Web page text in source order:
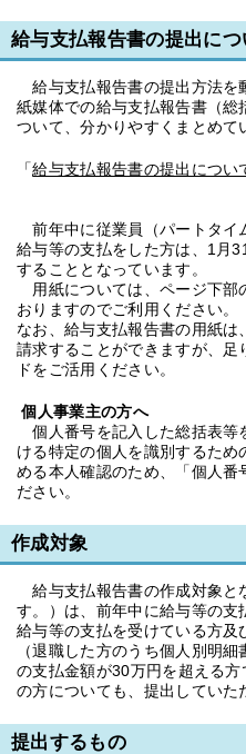
給与支払報告書の提出につ
給与支払報告書の提出方法を
紙媒体での給与支払報告書（総
ついて、分かりやすくまとめて
「給与支払報告書の提出につい
前年中に従業員（パートタイ
給与等の支払をした方は、1月
することとなっています。
用紙については、ページ下部
おりますのでご利用ください。
なお、給与支払報告書の用紙
請求することができますが、
ドをご活用ください。
個人事業主の方へ
個人番号を記入した総括表等
ける特定の個人を識別するた
める本人確認のため、「個人番
ださい。
作成対象
給与支払報告書の作成対象と
す。）は、前年中に給与等の支
給与等の支払を受けている方及
（退職した方のうち個人別明
の支払金額が30万円を超える
の方についても、提出してい
提出するもの